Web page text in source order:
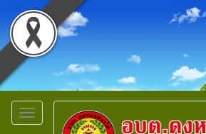
Toggle
navigation